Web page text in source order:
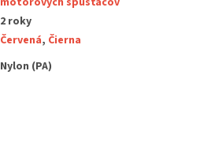
2 roky
Červená, Čierna
Nylon (PA)